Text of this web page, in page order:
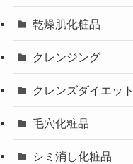
乾燥肌化粧品
クレンジング
クレンズダイエット
毛穴化粧品
シミ消し化粧品